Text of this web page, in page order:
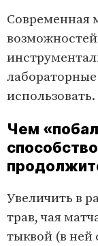
Современная
использовать.
Чем
Увеличить в
трав, чая
тыквой (в ней